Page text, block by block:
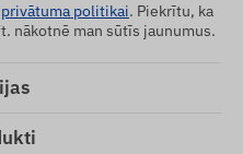
privātuma politikai. Piekrītu, ka
nākotnē man sūtīs jaunumus.